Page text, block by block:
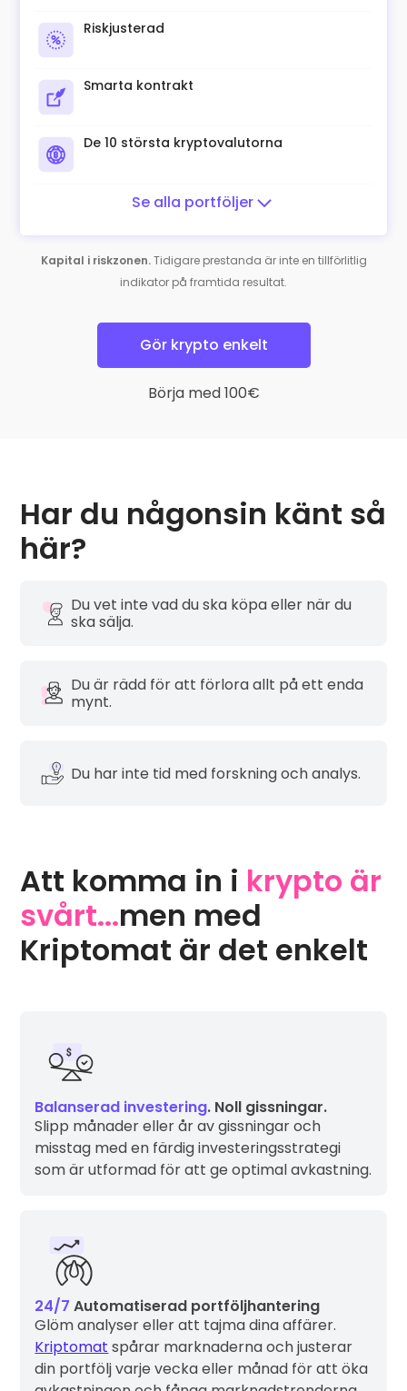
Riskjusterad
Smarta kontrakt
De 10 största kryptovalutorna
Se alla portföljer
Kapital i riskzonen.Tidigare prestanda är inte en tillförlitlig
indikator på framtida resultat.
Gör krypto enkelt
Börja med 100€
Har du någonsin känt så
här?
Du vet inte vad du ska köpa eller när du
ska sälja.
Du är rädd för att förlora allt på ett enda
mynt.
Du har inte tid med forskning och analys.
Att komma in i krypto är
svårt...men med
Kriptomat är det enkelt
Balanserad investering. Noll gissningar.
Slipp månader eller år av gissningar och
misstag med en färdig investeringsstrategi
som är utformad för att ge optimal avkastning.
24/7 Automatiserad portföljhantering
Glöm analyser eller att tajma dina affärer.
Kriptomat spårar marknaderna och justerar
din portfölj varje vecka eller månad för att öka